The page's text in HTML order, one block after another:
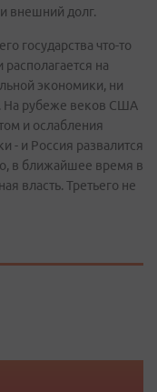
внешний долг.
государства что-то
на
экономики, ни
На рубеже веков США
и ослабления
- и Россия развалится
в ближайшее время в
власть. Третьего не